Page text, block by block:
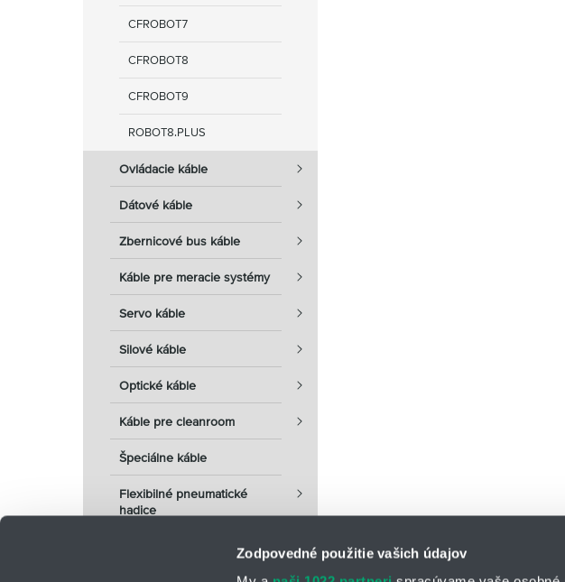
Zodpovedné použitie vašich údajov
CFROBOT7
CFROBOT8
CFROBOT9
ROBOT8.PLUS
Ovládacie káble
Dátové káble
Zbernicové bus káble
Káble pre meracie systémy
Servo káble
Silové káble
Optické káble
Káble pre cleanroom
Špeciálne káble
Flexibilné pneumatické
hadice